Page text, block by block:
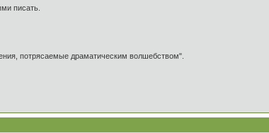
писать.
потрясаемые драматическим волшебством".